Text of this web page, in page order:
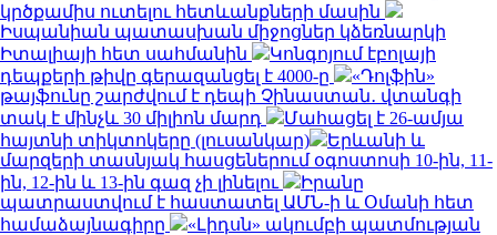
կրծքամիս ուտելու հետևանքների մասին
Իսպանիան պատասխան միջոցներ կձեռնարկի
Իտալիայի հետ սահմանին
Կոնգոյում էբոլայի
դեպքերի թիվը գերազանցել է 4000-ը
«Դոլֆին»
թայֆունը շարժվում է դեպի Չինաստան․ վտանգի
տակ է մինչև 30 միլիոն մարդ
Մահացել է 26-ամյա
հայտնի տիկտոկերը (լուսանկար)
Երևանի և
մարզերի տասնյակ հասցեներում օգոստոսի 10-ին, 11-
ին, 12-ին և 13-ին գազ չի լինելու
Իրանը
պատրաստվում է հաստատել ԱՄՆ-ի և Օմանի հետ
համաձայնագիրը
«Լիդսն» ակումբի պատմության